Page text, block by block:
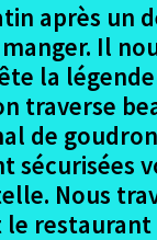
après un
Il
la
traverse
de
sécurisées
Nous